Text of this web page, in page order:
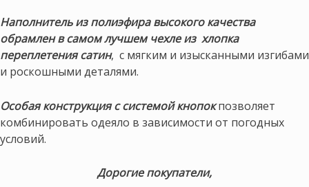
Наполнитель из полиэфира высокого качества
обрамлен в самом лучшем чехле из хлопка
переплетения сатин, с мягким и изысканными изгибами
и роскошными деталями.
Особая конструкция с системой кнопок позволяет
комбинировать одеяло в зависимости от погодных
условий.
Дорогие покупатели,